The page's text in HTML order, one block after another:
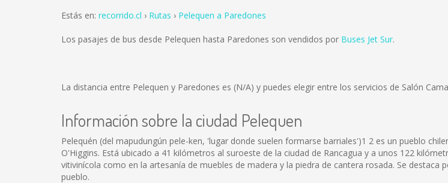
Estás en: recorrido.cl Rutas Pelequen a Paredones
Los pasajes de bus desde Pelequen hasta Paredones son vendidos por Buses Jet Sur.
La distancia entre Pelequen y Paredones es (N/A) y puedes elegir entre los servicios de Salón
Información sobre la ciudad Pelequen
Pelequén (del mapudungún pele-ken, 'lugar donde suelen formarse barriales')1 2 es un pueblo
O'Higgins. Está ubicado a 41 kilómetros al suroeste de la ciudad de Rancagua y a unos 122
vitivinícola como en la artesanía de muebles de madera y la piedra de cantera rosada. Se
pueblo.